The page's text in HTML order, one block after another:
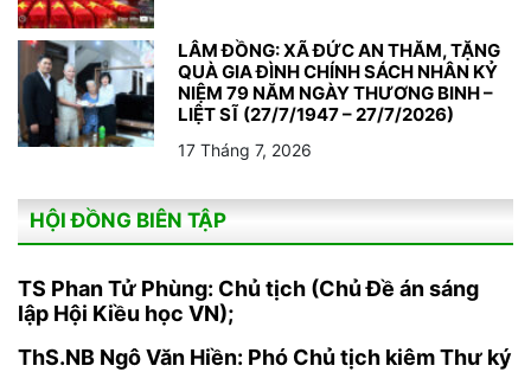
LÂM ĐỒNG: XÃ ĐỨC AN THĂM, TẶNG
QUÀ GIA ĐÌNH CHÍNH SÁCH NHÂN KỶ
NIỆM 79 NĂM NGÀY THƯƠNG BINH –
LIỆT SĨ (27/7/1947 – 27/7/2026)
17 Tháng 7, 2026
HỘI ĐỒNG BIÊN TẬP
TS Phan Tử Phùng: Chủ tịch (Chủ Đề án sáng
lập Hội Kiều học VN);
ThS.NB Ngô Văn Hiền: Phó Chủ tịch kiêm Thư ký